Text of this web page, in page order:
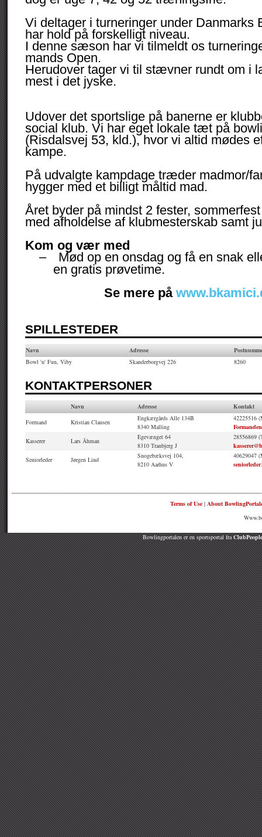
Vi deltager i turneringer under Danmarks
har hold på forskelligt niveau.
I denne sæson har vi tilmeldt os
mands Open.
Herudover tager vi til stævner rundt om i
mest i det jyske.
Udover det sportslige på banerne er
social klub. Vi har eget lokale tæt på
(Risdalsvej 53, kld.), hvor vi altid mødes
kampe.
På udvalgte kampdage træder madmor/
hygger med et billigt måltid mad.
Året byder på mindst 2 fester,
med afholdelse af klubmesterskab samt
Kom og vær med
–
Mød op en onsdag og få en snak
en gratis prøvetime.
Se mere på
SPILLESTEDER
Navn Adresse
Bowl 'n' Fun, Viby
Skanderborgvej 226 8260
KONTAKTPERSONER
Navn Adresse
Kontakt
Formand
Kristian Clausen
Engkærgårds Alle 134B
8340 Malling
42225516
Kasserer
Lars Åhman
Egevænget 64
8310 Tranbjerg J
28556869
Seniorleder
Jørgen Lind
Snogebæksvej 104,
8210 Aarhus V
40629047
Terms of Use| About
Bowlingportalen er en sportsportal fra